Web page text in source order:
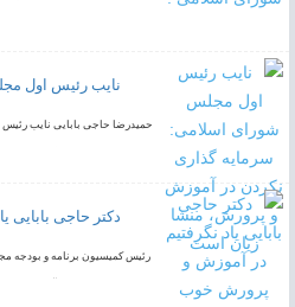
حمیدرضا حاجی بابایی نایب
پرورش استان همدان گفت: هزینه
هزار معلم کم داریم تا آموزش و